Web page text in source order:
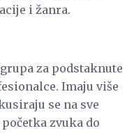
i žanra.
za podstaknute
Imaju više
se na sve
zvuka do